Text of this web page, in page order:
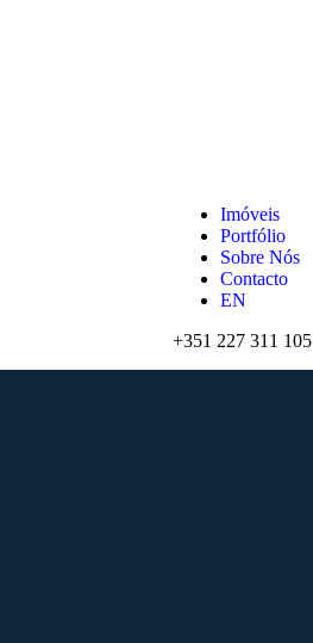
Imóveis
Portfólio
Sobre Nós
Contacto
EN
+351 227 311 105‬